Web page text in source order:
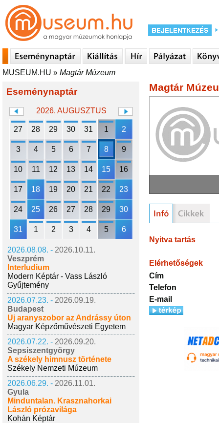
MUSEUM.HU » Magtár Múzeum
Eseménynaptár
2026. AUGUSZTUS
27 28 29 30 31 1 2
3 4 5 6 7 8 9
10 11 12 13 14 15 16
17 18 19 20 21 22 23
24 25 26 27 28 29 30
31 1 2 3 4 5 6
2026.08.08. - 2026.10.11.
Veszprém
Interludium
Modern Képtár - Vass László
Gyűjtemény
2026.07.23. - 2026.09.19.
Budapest
Új aranyszobor az Andrássy úton
Magyar Képzőművészeti Egyetem
2026.07.22. - 2026.09.20.
Sepsiszentgyörgy
A székely himnusz története
Székely Nemzeti Múzeum
2026.06.29. - 2026.11.01.
Gyula
Minduntalan. Krasznahorkai
László prózavilága
Kohán Képtár
Magtár
Nyitva tartás
Elérhetőségek
Cím
Telefon
E-mail